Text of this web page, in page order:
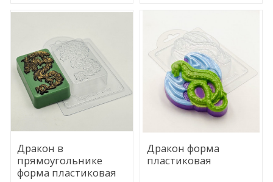
Дракон в
прямоугольнике
форма пластиковая
Дракон форма
пластиковая